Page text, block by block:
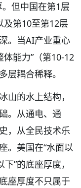
但中国在第1层
及第10至第12层
。当AI产业重心
体能力”（第10-12
层耦合稀释。
山的水上结构，
。从通电、通
，从全民技术乐
。美国在“水面以
”的底座厚度，
座厚度不只属于